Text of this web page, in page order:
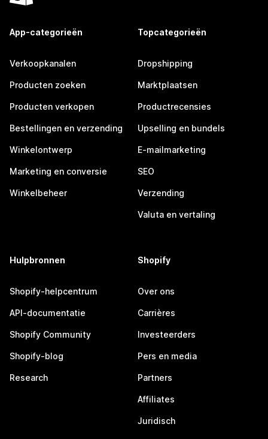
App-categorieën
Verkoopkanalen
Producten zoeken
Producten verkopen
Bestellingen en verzending
Winkelontwerp
Marketing en conversie
Winkelbeheer
Topcategorieën
Dropshipping
Marktplaatsen
Productrecensies
Upselling en bundels
E-mailmarketing
SEO
Verzending
Valuta en vertaling
Hulpbronnen
Shopify-helpcentrum
API-documentatie
Shopify Community
Shopify-blog
Research
Shopify
Over ons
Carrières
Investeerders
Pers en media
Partners
Affiliates
Juridisch